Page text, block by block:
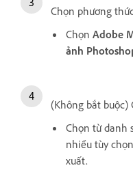
Chọn phương
Chọn Adobe
ảnh
(Không bắt buộc)
Chọn từ danh
nhiều tùy
xuất.